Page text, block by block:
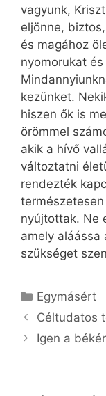
vagyunk,
eljönne,
és magához
nyomorukat
kezünket.
hiszen ők is
örömmel
akik a hívő
változtatni
rendezték
nyújtottak. Ne
amely aláássa
szükséget
Kategória
Egymásért
Céltudatos
Igen a